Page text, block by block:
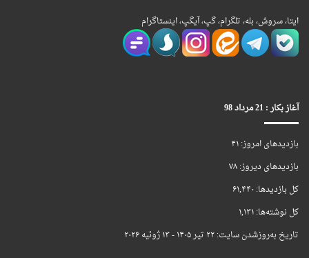
ایتا، سروش، بله، تلگرام، گپ، آیگپ، اینستاگرام
آغاز بکار : 21 مرداد 98
بازدیدهای امروز:۴۱
بازدیدهای دیروز:۷۸
کل بازدیدها: ۶۱,۴۴۰
کل نوشته‌ها:۱,۱۳۱
تاریخ به‌روزشدن سایت:۲۲ تیر ۱۴۰۵ - ۱۳ ژوئیه ۲۰۲۶